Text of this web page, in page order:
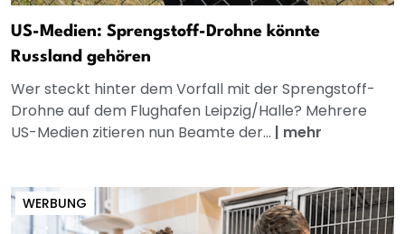
US-Medien: Sprengstoff-Drohne könnte
Russland gehören
Wer steckt hinter dem Vorfall mit der Sprengstoff-
Drohne auf dem Flughafen Leipzig/Halle? Mehrere
US-Medien zitieren nun Beamte der... | mehr
WERBUNG